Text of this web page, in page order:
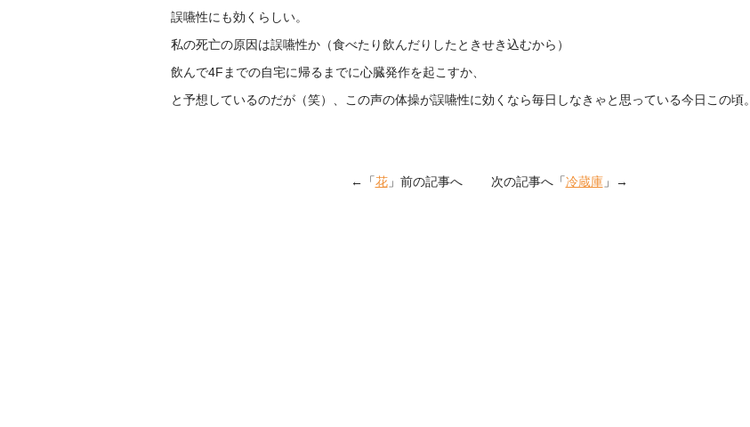
誤嚥性にも効くらしい。
私の死亡の原因は誤嚥性か（食べたり飲んだりしたときせき込むから）
飲んで4Fまでの自宅に帰るまでに心臓発作を起こすか、
と予想しているのだが（笑）、この声の体操が誤嚥性に効くなら毎日しなきゃと思っている今日この頃。
←「花」前の記事へ 次の記事へ「冷蔵庫」→